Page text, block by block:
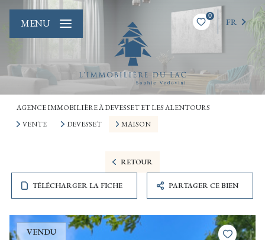
0
FR
MENU
AGENCE IMMOBILIÈRE À DEVESSET ET LES ALENTOURS
VENTE
DEVESSET MAISON
RETOUR
TÉLÉCHARGER LA FICHE PARTAGER CE BIEN
VENDU